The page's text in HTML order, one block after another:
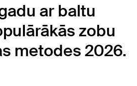
ar baltu
zobu
metodes 2026.